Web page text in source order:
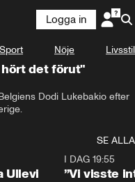
Logga in
Sport Nöje Livsstil
hört det förut"
Dodi Lukebakio efter
SE ALLA
Ullevi
I DAG 19:55
”Vi visste